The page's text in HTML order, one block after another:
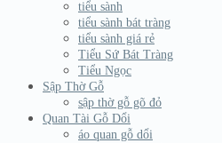
tiểu sành
tiểu sành bát tràng
tiểu sành giá rẻ
Tiểu Sứ Bát Tràng
Tiểu Ngọc
Sập Thờ Gỗ
sập thờ gỗ gõ đỏ
Quan Tài Gỗ Dổi
áo quan gỗ dổi